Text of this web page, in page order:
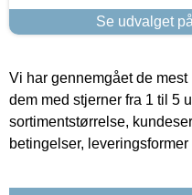
Se udvalget
Vi har gennemgået de
dem med stjerner fra 1 til 5
sortimentstørrelse,
betingelser,